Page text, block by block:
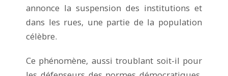
annonce la suspension des institutions et
dans les rues, une partie de la population
célèbre.
Ce phénomène, aussi troublant soit-il pour